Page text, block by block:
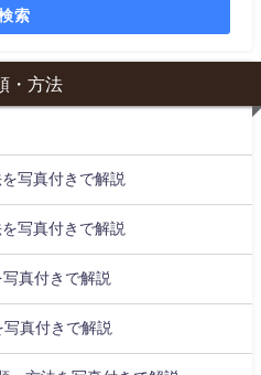
索
・方法
写真付きで解説
写真付きで解説
真付きで解説
真付きで解説